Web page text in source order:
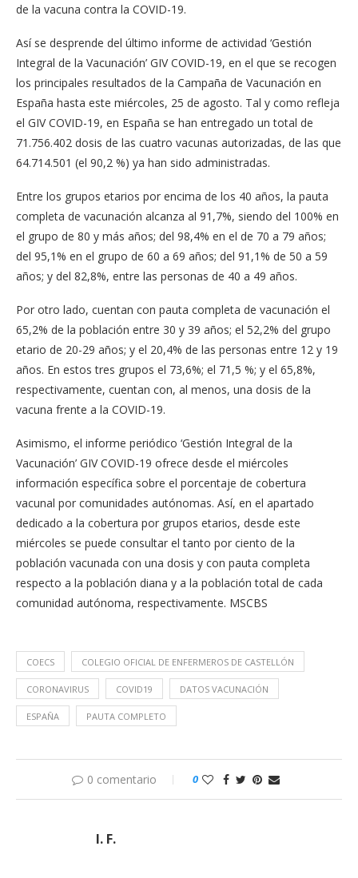
de la vacuna contra la COVID-19.
Así se desprende del último informe de actividad ‘Gestión
Integral de la Vacunación’ GIV COVID-19, en el que se recogen
los principales resultados de la Campaña de Vacunación en
España hasta este miércoles, 25 de agosto. Tal y como refleja
el GIV COVID-19, en España se han entregado un total de
71.756.402 dosis de las cuatro vacunas autorizadas, de las que
64.714.501 (el 90,2 %) ya han sido administradas.
Entre los grupos etarios por encima de los 40 años, la pauta
completa de vacunación alcanza al 91,7%, siendo del 100% en
el grupo de 80 y más años; del 98,4% en el de 70 a 79 años;
del 95,1% en el grupo de 60 a 69 años; del 91,1% de 50 a 59
años; y del 82,8%, entre las personas de 40 a 49 años.
Por otro lado, cuentan con pauta completa de vacunación el
65,2% de la población entre 30 y 39 años; el 52,2% del grupo
etario de 20-29 años; y el 20,4% de las personas entre 12 y 19
años. En estos tres grupos el 73,6%; el 71,5 %; y el 65,8%,
respectivamente, cuentan con, al menos, una dosis de la
vacuna frente a la COVID-19.
Asimismo, el informe periódico ‘Gestión Integral de la
Vacunación’ GIV COVID-19 ofrece desde el miércoles
información específica sobre el porcentaje de cobertura
vacunal por comunidades autónomas. Así, en el apartado
dedicado a la cobertura por grupos etarios, desde este
miércoles se puede consultar el tanto por ciento de la
población vacunada con una dosis y con pauta completa
respecto a la población diana y a la población total de cada
comunidad autónoma, respectivamente. MSCBS
COECS COLEGIO OFICIAL DE ENFERMEROS DE CASTELLÓN
CORONAVIRUS COVID19 DATOS VACUNACIÓN
ESPAÑA PAUTA COMPLETO
0 comentario 0
I. F.